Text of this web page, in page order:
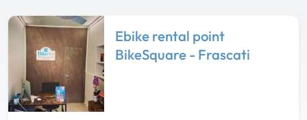
Ebike rental point
BikeSquare - Frascati